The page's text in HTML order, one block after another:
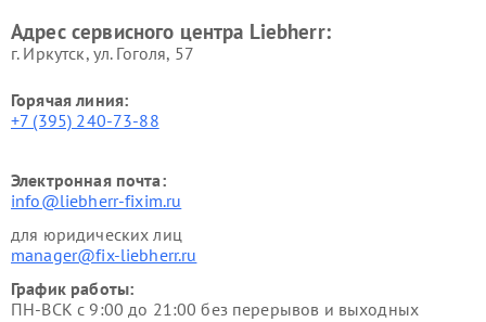
Адрес сервисного центра Liebherr:
г. Иркутск, ул. ​Гоголя, 57
Горячая линия:
+7 (395) 240-73-88
Электронная почта:
info@liebherr-fixim.ru
для юридических лиц
manager@fix-liebherr.ru
График работы:
ПН-ВСК с 9:00 до 21:00 без перерывов и выходных